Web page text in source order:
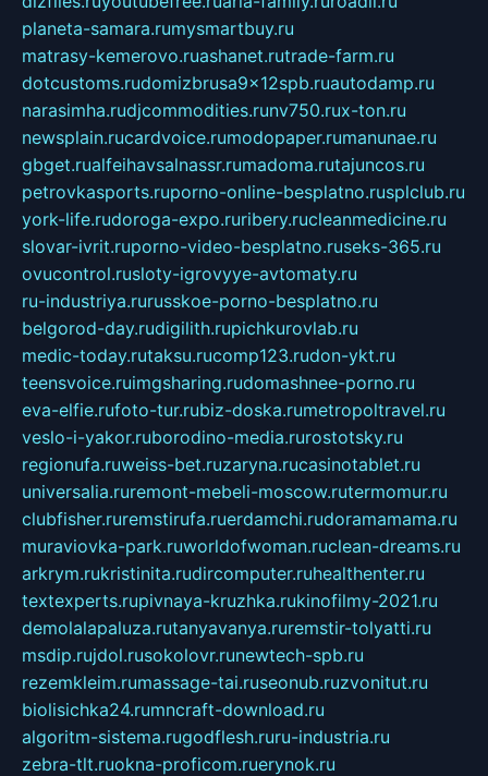
planeta-samara.rumysmartbuy.ru
matrasy-kemerovo.ruashanet.rutrade-farm.ru
dotcustoms.rudomizbrusa9x12spb.ruautodamp.ru
narasimha.rudjcommodities.runv750.rux-ton.ru
newsplain.rucardvoice.rumodopaper.rumanunae.ru
gbget.rualfeihavsalnassr.rumadoma.rutajuncos.ru
petrovkasports.ruporno-online-besplatno.rusplclub.ru
york-life.rudoroga-expo.ruribery.rucleanmedicine.ru
slovar-ivrit.ruporno-video-besplatno.ruseks-365.ru
ovucontrol.rusloty-igrovyye-avtomaty.ru
ru-industriya.rurusskoe-porno-besplatno.ru
belgorod-day.rudigilith.rupichkurovlab.ru
medic-today.rutaksu.rucomp123.rudon-ykt.ru
teensvoice.ruimgsharing.rudomashnee-porno.ru
eva-elfie.rufoto-tur.rubiz-doska.rumetropoltravel.ru
veslo-i-yakor.ruborodino-media.rurostotsky.ru
regionufa.ruweiss-bet.ruzaryna.rucasinotablet.ru
universalia.ruremont-mebeli-moscow.rutermomur.ru
clubfisher.ruremstirufa.ruerdamchi.rudoramamama.ru
muraviovka-park.ruworldofwoman.ruclean-dreams.ru
arkrym.rukristinita.rudircomputer.ruhealthenter.ru
textexperts.rupivnaya-kruzhka.rukinofilmy-2021.ru
demolalapaluza.rutanyavanya.ruremstir-tolyatti.ru
msdip.rujdol.rusokolovr.runewtech-spb.ru
rezemkleim.rumassage-tai.ruseonub.ruzvonitut.ru
biolisichka24.rumncraft-download.ru
algoritm-sistema.rugodflesh.ruru-industria.ru
zebra-tlt.ruokna-proficom.ruerynok.ru